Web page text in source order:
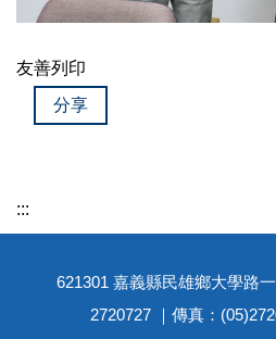
友善列印
分享
:::
621301 嘉義縣民雄鄉大學路
2720727 ｜傳真：